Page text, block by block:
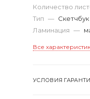
Количество
Тип — Скетчбук
Ламинация —
Все
УСЛОВИЯ